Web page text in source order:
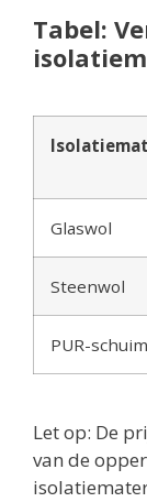
Tabel:
Glaswol
Steenwol
PUR-schuim
Let op: De
van de